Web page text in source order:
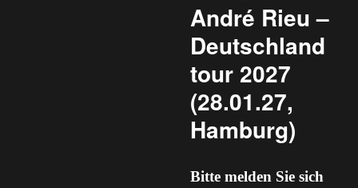
André Rieu –
Deutschland
tour 2027
(28.01.27,
Hamburg)
Bitte melden Sie sich